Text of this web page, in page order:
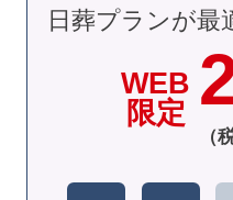
WEB
限定
（
日葬プランが最